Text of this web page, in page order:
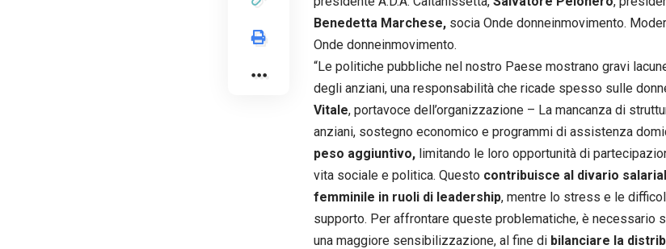
Benedetta Marchese, socia Onde donneinmovimento.
Onde donneinmovimento.
“Le politiche pubbliche nel nostro Paese mostrano gravi
degli anziani, una responsabilità che ricade spesso sulle
Vitale, portavoce dell’organizzazione – La mancanza di
anziani, sostegno economico e programmi di assistenza
peso aggiuntivo, limitando le loro opportunità di
vita sociale e politica. Questo contribuisce al divario
femminile in ruoli di leadership, mentre lo stress e le
supporto. Per affrontare queste problematiche, è necessario
una maggiore sensibilizzazione, al fine di bilanciare la